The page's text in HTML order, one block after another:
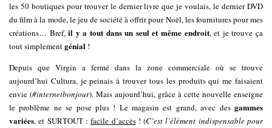
les 50 boutiques pour trouver le dernier livre que je voulais, le dernier DVD
du film à la mode, le jeu de société à offrir pour Noël, les fournitures pour mes
créations… Bref,il y a tout dans un seul et même endroit, et je trouve ça
tout simplementgénial !
Depuis que Virgin a fermé dans la zone commerciale où se trouve
aujourd’hui Cultura, je peinais à trouver tous les produits qui me faisaient
envie (#internetbonjour). Mais aujourd’hui, grâce à cette nouvelle enseigne
le problème ne se pose plus ! Le magasin est grand, avec des gammes
variées, et SURTOUT :facile d’accès! (C’est l’élément indispensable pour